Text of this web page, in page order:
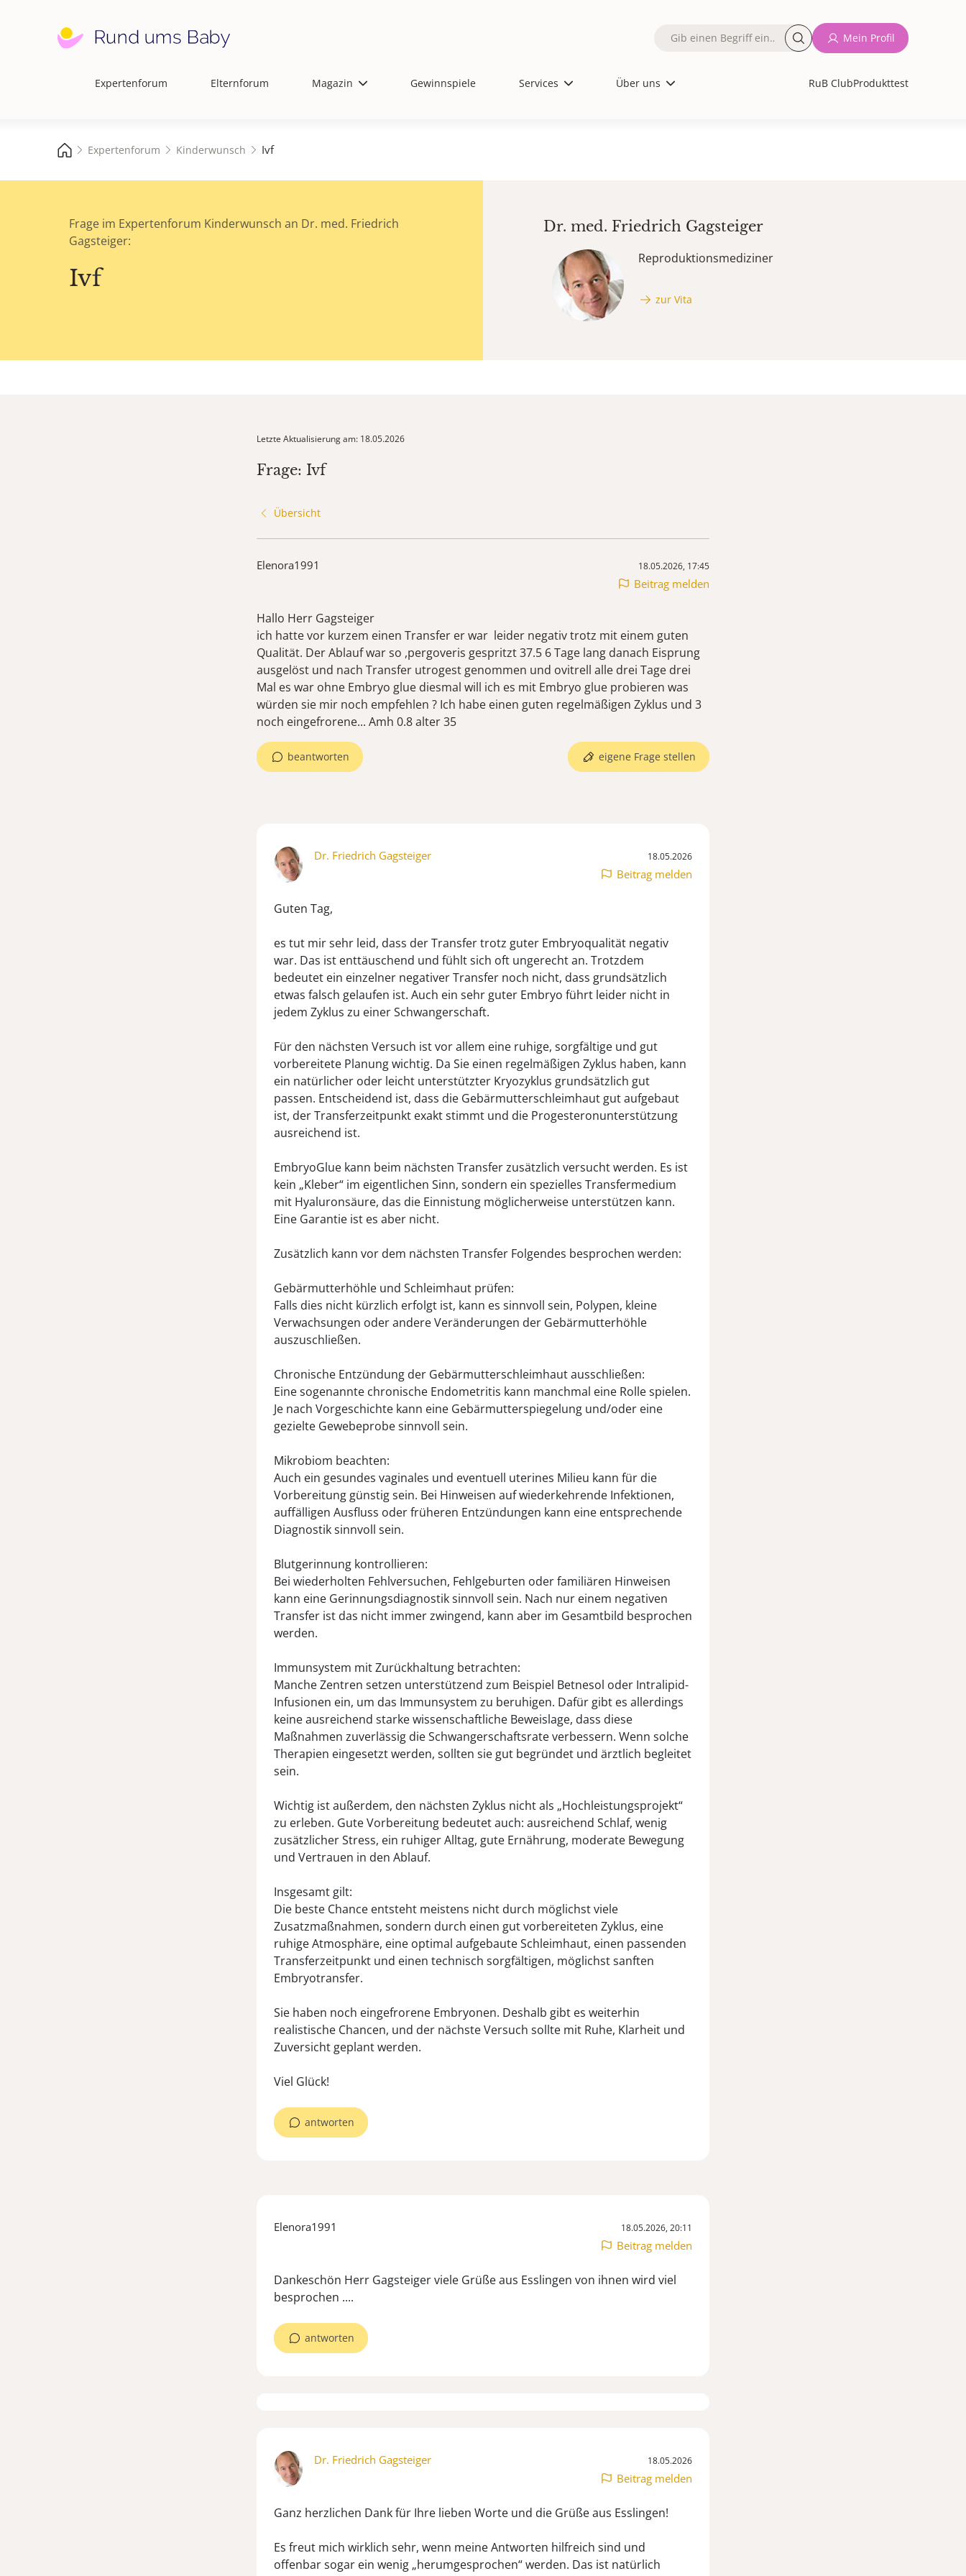
Hauptnavigation
Expertenforum Elternforum Magazin Gewinnspiele Services Über uns RuB ClubProdukttest
Fulltext
Mein Profil
Expertenforum Kinderwunsch Ivf
Frage im Expertenforum Kinderwunsch an Dr. med. Friedrich
Gagsteiger:
Ivf
Dr. med. Friedrich Gagsteiger
Reproduktionsmediziner
zur Vita
Letzte Aktualisierung am: 18.05.2026
Frage: Ivf
Übersicht
Elenora1991 18.05.2026, 17:45
Beitrag melden
Hallo Herr Gagsteiger
ich hatte vor kurzem einen Transfer er war leider negativ trotz mit einem guten
Qualität. Der Ablauf war so ,pergoveris gespritzt 37.5 6 Tage lang danach Eisprung
ausgelöst und nach Transfer utrogest genommen und ovitrell alle drei Tage drei
Mal es war ohne Embryo glue diesmal will ich es mit Embryo glue probieren was
würden sie mir noch empfehlen ? Ich habe einen guten regelmäßigen Zyklus und 3
noch eingefrorene... Amh 0.8 alter 35
beantworten eigene Frage stellen
Dr. Friedrich Gagsteiger 18.05.2026
Beitrag melden
Guten Tag,
es tut mir sehr leid, dass der Transfer trotz guter Embryoqualität negativ
war. Das ist enttäuschend und fühlt sich oft ungerecht an. Trotzdem
bedeutet ein einzelner negativer Transfer noch nicht, dass grundsätzlich
etwas falsch gelaufen ist. Auch ein sehr guter Embryo führt leider nicht in
jedem Zyklus zu einer Schwangerschaft.
Für den nächsten Versuch ist vor allem eine ruhige, sorgfältige und gut
vorbereitete Planung wichtig. Da Sie einen regelmäßigen Zyklus haben, kann
ein natürlicher oder leicht unterstützter Kryozyklus grundsätzlich gut
passen. Entscheidend ist, dass die Gebärmutterschleimhaut gut aufgebaut
ist, der Transferzeitpunkt exakt stimmt und die Progesteronunterstützung
ausreichend ist.
EmbryoGlue kann beim nächsten Transfer zusätzlich versucht werden. Es ist
kein „Kleber“ im eigentlichen Sinn, sondern ein spezielles Transfermedium
mit Hyaluronsäure, das die Einnistung möglicherweise unterstützen kann.
Eine Garantie ist es aber nicht.
Zusätzlich kann vor dem nächsten Transfer Folgendes besprochen werden:
Gebärmutterhöhle und Schleimhaut prüfen:
Falls dies nicht kürzlich erfolgt ist, kann es sinnvoll sein, Polypen, kleine
Verwachsungen oder andere Veränderungen der Gebärmutterhöhle
auszuschließen.
Chronische Entzündung der Gebärmutterschleimhaut ausschließen:
Eine sogenannte chronische Endometritis kann manchmal eine Rolle spielen.
Je nach Vorgeschichte kann eine Gebärmutterspiegelung und/oder eine
gezielte Gewebeprobe sinnvoll sein.
Mikrobiom beachten:
Auch ein gesundes vaginales und eventuell uterines Milieu kann für die
Vorbereitung günstig sein. Bei Hinweisen auf wiederkehrende Infektionen,
auffälligen Ausfluss oder früheren Entzündungen kann eine entsprechende
Diagnostik sinnvoll sein.
Blutgerinnung kontrollieren:
Bei wiederholten Fehlversuchen, Fehlgeburten oder familiären Hinweisen
kann eine Gerinnungsdiagnostik sinnvoll sein. Nach nur einem negativen
Transfer ist das nicht immer zwingend, kann aber im Gesamtbild besprochen
werden.
Immunsystem mit Zurückhaltung betrachten:
Manche Zentren setzen unterstützend zum Beispiel Betnesol oder Intralipid-
Infusionen ein, um das Immunsystem zu beruhigen. Dafür gibt es allerdings
keine ausreichend starke wissenschaftliche Beweislage, dass diese
Maßnahmen zuverlässig die Schwangerschaftsrate verbessern. Wenn solche
Therapien eingesetzt werden, sollten sie gut begründet und ärztlich begleitet
sein.
Wichtig ist außerdem, den nächsten Zyklus nicht als „Hochleistungsprojekt“
zu erleben. Gute Vorbereitung bedeutet auch: ausreichend Schlaf, wenig
zusätzlicher Stress, ein ruhiger Alltag, gute Ernährung, moderate Bewegung
und Vertrauen in den Ablauf.
Insgesamt gilt:
Die beste Chance entsteht meistens nicht durch möglichst viele
Zusatzmaßnahmen, sondern durch einen gut vorbereiteten Zyklus, eine
ruhige Atmosphäre, eine optimal aufgebaute Schleimhaut, einen passenden
Transferzeitpunkt und einen technisch sorgfältigen, möglichst sanften
Embryotransfer.
Sie haben noch eingefrorene Embryonen. Deshalb gibt es weiterhin
realistische Chancen, und der nächste Versuch sollte mit Ruhe, Klarheit und
Zuversicht geplant werden.
Viel Glück!
antworten
Elenora1991 18.05.2026, 20:11
Beitrag melden
Dankeschön Herr Gagsteiger viele Grüße aus Esslingen von ihnen wird viel
besprochen ....
antworten
Dr. Friedrich Gagsteiger 18.05.2026
Beitrag melden
Ganz herzlichen Dank für Ihre lieben Worte und die Grüße aus Esslingen!
Es freut mich wirklich sehr, wenn meine Antworten hilfreich sind und
offenbar sogar ein wenig „herumgesprochen“ werden. Das ist natürlich